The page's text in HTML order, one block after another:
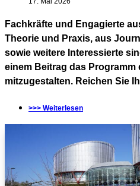
Fachkräfte und Engagierte
Theorie und Praxis, aus
sowie weitere Interessierte
einem Beitrag das
mitzugestalten. Reichen Sie
>>> Weiterlesen